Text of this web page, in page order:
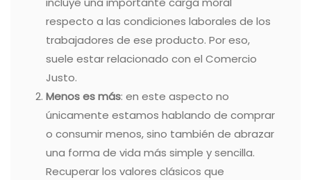
respecto a las condiciones laborales de los
trabajadores de ese producto. Por eso,
suele estar relacionado con el Comercio
Justo.
Menos es más: en este aspecto no
únicamente estamos hablando de comprar
o consumir menos, sino también de abrazar
una forma de vida más simple y sencilla.
Recuperar los valores clásicos que